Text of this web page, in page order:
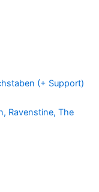
(+ Support)